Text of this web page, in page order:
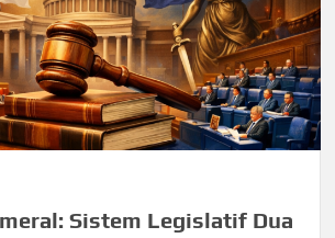
Sistem Legislatif Dua